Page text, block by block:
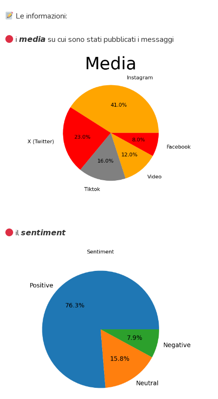
Le informazioni:
i 𝙢𝙚𝙙𝙞𝙖 su cui sono stati pubblicati i messaggi
il 𝙨𝙚𝙣𝙩𝙞𝙢𝙚𝙣𝙩